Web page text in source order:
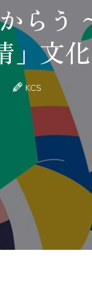
らう
」文化
KCS